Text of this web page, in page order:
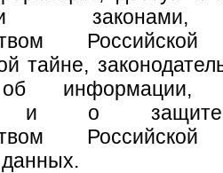
законами,
тайне,
информации,
и о защите